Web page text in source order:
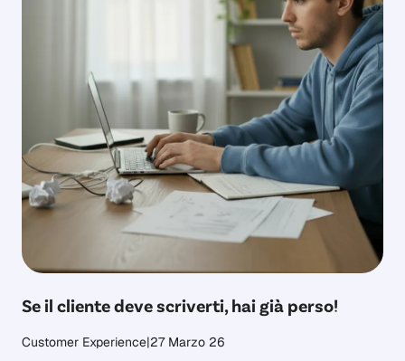
Se il cliente deve scriverti, hai già perso!
Customer Experience|27 Marzo 26